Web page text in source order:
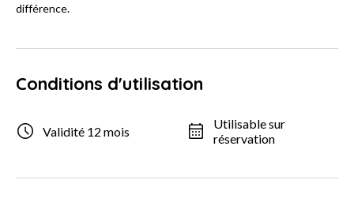
différence.
Conditions d'utilisation
Validité 12 mois
Utilisable sur
réservation